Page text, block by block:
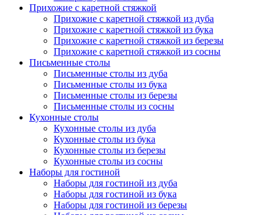
Прихожие с каретной стяжкой
Прихожие с каретной стяжкой из дуба
Прихожие с каретной стяжкой из бука
Прихожие с каретной стяжкой из березы
Прихожие с каретной стяжкой из сосны
Письменные столы
Письменные столы из дуба
Письменные столы из бука
Письменные столы из березы
Письменные столы из сосны
Кухонные столы
Кухонные столы из дуба
Кухонные столы из бука
Кухонные столы из березы
Кухонные столы из сосны
Наборы для гостиной
Наборы для гостиной из дуба
Наборы для гостиной из бука
Наборы для гостиной из березы